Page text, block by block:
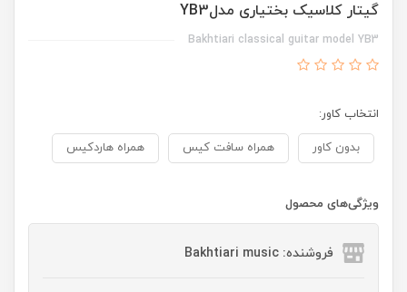
گیتار کلاسیک بختیاری مدلYB3
Bakhtiari classical guitar model YB3
انتخاب کاور:
بدون کاور همراه سافت کیس همراه هاردکیس
ویژگی‌های محصول
فروشنده: Bakhtiari music